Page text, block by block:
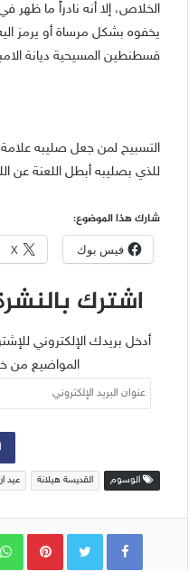
الخلاص، إلا أنه نادراً ما ظهر
قسطنطين المسيحية ديانة
التسبيح لمن جعل صليبه
للذي بصليبه أبطل اللعنة عن
شارك هذا الموضوع:
فيس بوك X
اشترك
أدخل بريدك الإلكتروني
المواضيع من
عنوان
البريد
الوسوم القديسة هيلانة عيد